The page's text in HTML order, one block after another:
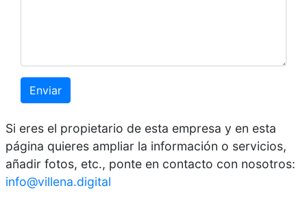
Enviar
Si eres el propietario de esta empresa y en esta
página quieres ampliar la información o servicios,
añadir fotos, etc., ponte en contacto con nosotros:
info@villena.digital